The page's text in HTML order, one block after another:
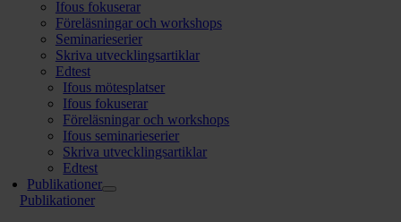
Ifous fokuserar
Föreläsningar och workshops
Seminarieserier
Skriva utvecklingsartiklar
Edtest
Ifous mötesplatser
Ifous fokuserar
Föreläsningar och workshops
Ifous seminarieserier
Skriva utvecklingsartiklar
Edtest
Publikationer
Publikationer